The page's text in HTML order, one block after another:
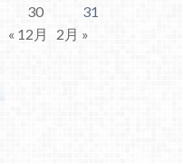
30
31
« 12月
2月 »